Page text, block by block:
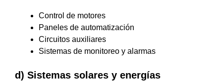
Control de motores
Paneles de automatización
Circuitos auxiliares
Sistemas de monitoreo y alarmas
d) Sistemas solares y energías